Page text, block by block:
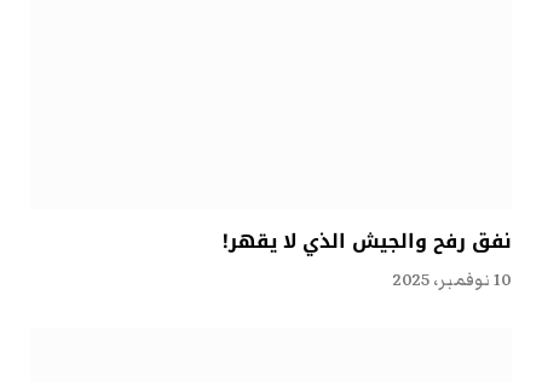
نفق رفح والجيش الذي لا يقهر!
10 نوفمبر، 2025